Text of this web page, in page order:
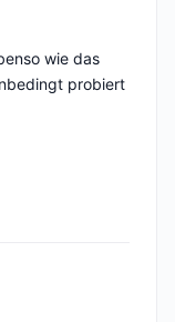
wie das
probiert